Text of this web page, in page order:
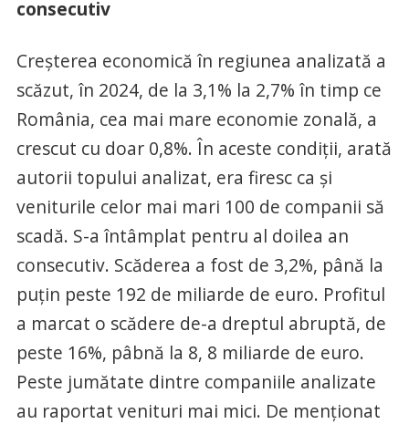
consecutiv
Creșterea economică în regiunea analizată a
scăzut, în 2024, de la 3,1% la 2,7% în timp ce
România, cea mai mare economie zonală, a
crescut cu doar 0,8%. În aceste condiții, arată
autorii topului analizat, era firesc ca și
veniturile celor mai mari 100 de companii să
scadă. S-a întâmplat pentru al doilea an
consecutiv. Scăderea a fost de 3,2%, până la
puțin peste 192 de miliarde de euro. Profitul
a marcat o scădere de-a dreptul abruptă, de
peste 16%, pâbnă la 8, 8 miliarde de euro.
Peste jumătate dintre companiile analizate
au raportat venituri mai mici. De menționat